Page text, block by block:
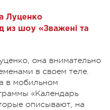
Луценко
из шоу «Зважені та
она внимательно
в своем теле.
в мобильном
«Календарь
описывают, на